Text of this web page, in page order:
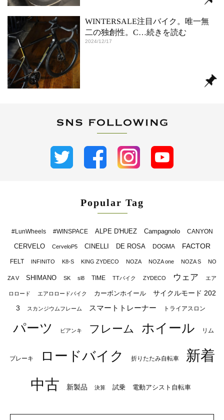
WINTERSALE注目バイク。唯一無
二の独創性。C…続きを読む
2024/12/17
Popular Tag
#LunWheels #WINSPACE ALPE D'HUEZ Campagnolo CANYON
CERVELO CerveloP5 CINELLI DE ROSA DOGMA FACTOR
FELT INFINITO K8-S KING ZYDECO NOZA NOZA one NOZA S NO
ZA V SHIMANO SK sl8 TIME TTバイク ZYDECO ウェア エア
ロロード エアロロードバイク カーボンホイール
サイクルモード 202
3
スカンジウムフレーム スマートトレーナー トライアスロン
パーツ ビアンキ フレーム ホイール リム
ブレーキ ロードバイク 折りたたみ自転車
新着
中古
新製品 決算 試乗 電動アシスト自転車